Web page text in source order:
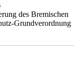
des Bremischen
Grundverordnung